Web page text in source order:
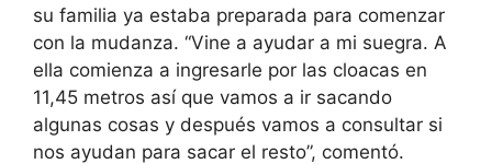
su familia ya estaba preparada para comenzar
con la mudanza. “Vine a ayudar a mi suegra. A
ella comienza a ingresarle por las cloacas en
11,45 metros así que vamos a ir sacando
algunas cosas y después vamos a consultar si
nos ayudan para sacar el resto”, comentó.